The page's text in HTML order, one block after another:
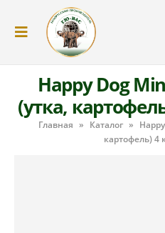
Happy Dog
(утка,
Главная » Каталог »
картофель) 4